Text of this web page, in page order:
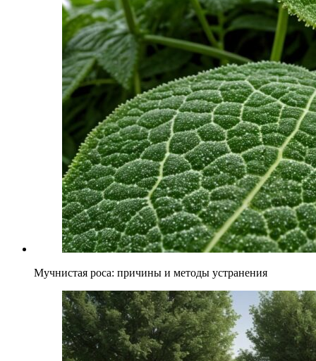
Мучнистая роса: причины и методы устранения